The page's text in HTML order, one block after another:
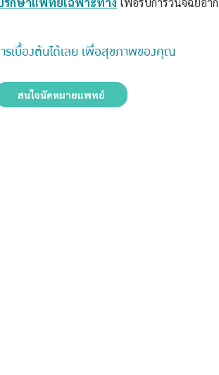
รเบื้องต้นได้เลย เพื่อสุขภาพของคุณ
สนใจนัดหมายแพทย์